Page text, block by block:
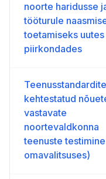
noorte haridusse
tööturule
toetamiseks uutes
piirkondades
kehtestatud
vastavate
noortevaldkonna
teenuste testimine
omavalitsuses)